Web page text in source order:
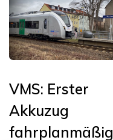
VMS: Erster
Akkuzug
fahrplanmäßig